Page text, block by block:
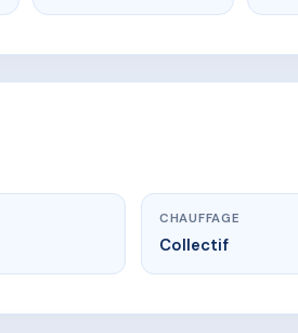
CHAUFFAGE
Collectif